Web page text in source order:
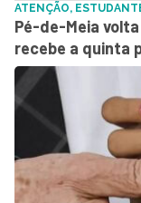
ATENÇÃO,
Pé-de-Meia
recebe a quinta